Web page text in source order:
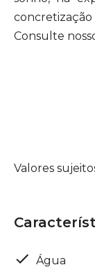
concretização
Consulte
Valores
Água